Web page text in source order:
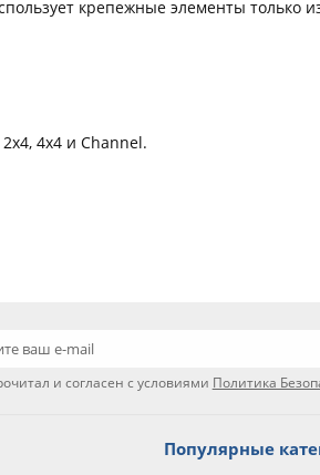
крепежные элементы только
4x4 и Channel.
и согласен с условиями Политика
Популярные